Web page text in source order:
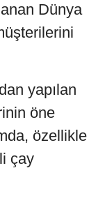
Dünya
yapılan
öne
özellikle
çay